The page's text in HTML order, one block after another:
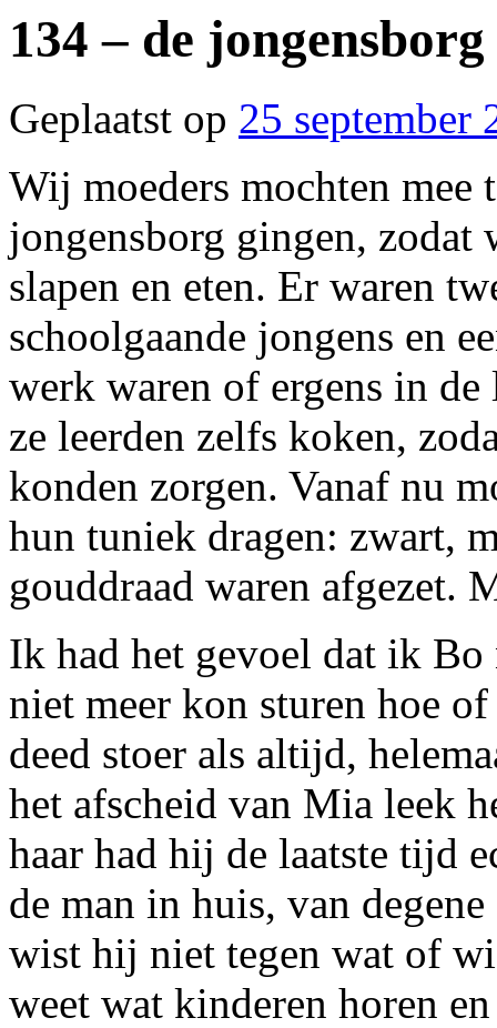
134 – de jongensborg
Geplaatst op 25 september
Wij moeders mochten mee
jongensborg gingen, zodat
slapen en eten. Er waren
schoolgaande jongens en
werk waren of ergens in
ze leerden zelfs koken,
konden zorgen. Vanaf nu
hun tuniek dragen: zwart,
gouddraad waren afgezet.
Ik had het gevoel dat ik
niet meer kon sturen hoe
deed stoer als altijd,
het afscheid van Mia leek
haar had hij de laatste tijd
de man in huis, van
wist hij niet tegen wat of
weet wat kinderen horen